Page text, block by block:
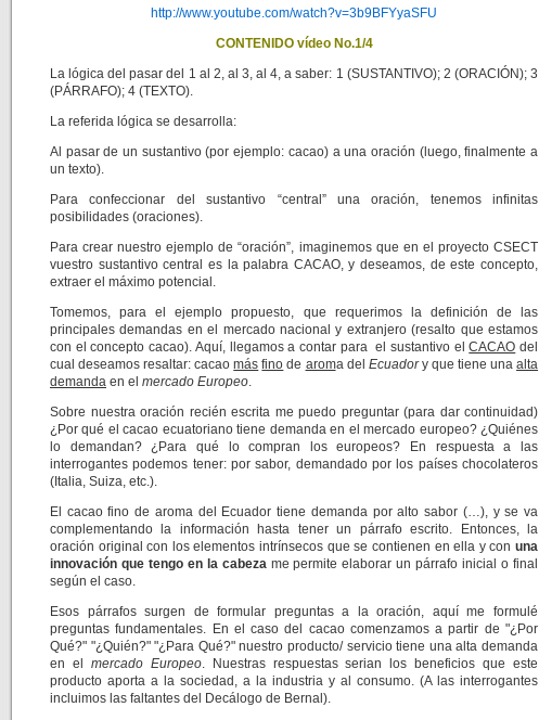
http://www.youtube.com/watch?v=3b9BFYyaSFU
CONTENIDO vídeo No.1/4
La lógica del pasar del 1 al 2, al 3, al 4, a saber: 1 (SUSTANTIVO); 2 (ORACIÓN); 3
(PÁRRAFO); 4 (TEXTO).
La referida lógica se desarrolla:
Al pasar de un sustantivo (por ejemplo: cacao) a una oración (luego, finalmente a
un texto).
Para confeccionar del sustantivo “central” una oración, tenemos infinitas
posibilidades (oraciones).
Para crear nuestro ejemplo de “oración”, imaginemos que en el proyecto CSECT
vuestro sustantivo central es la palabra CACAO, y deseamos, de este concepto,
extraer el máximo potencial.
Tomemos, para el ejemplo propuesto, que requerimos la definición de las
principales demandas en el mercado nacional y extranjero (resalto que estamos
con el concepto cacao). Aquí, llegamos a contar para el sustantivo elCACAO del
cual deseamos resaltar: cacaomás fino de aroma del Ecuadory que tiene unaalta
demanda en el mercado Europeo.
Sobre nuestra oración recién escrita me puedo preguntar (para dar continuidad)
¿Por qué el cacao ecuatoriano tiene demanda en el mercado europeo? ¿Quiénes
lo demandan? ¿Para qué lo compran los europeos? En respuesta a las
interrogantes podemos tener: por sabor, demandado por los países chocolateros
(Italia, Suiza, etc.).
El cacao fino de aroma del Ecuador tiene demanda por alto sabor (…), y se va
complementando la información hasta tener un párrafo escrito. Entonces, la
oración original con los elementos intrínsecos que se contienen en ella y con una
innovación que tengo en la cabezame permite elaborar un párrafo inicial o final
según el caso.
Esos párrafos surgen de formular preguntas a la oración, aquí me formulé
preguntas fundamentales. En el caso del cacao comenzamos a partir de "¿Por
Qué?" "¿Quién?" "¿Para Qué?" nuestro producto/ servicio tiene una alta demanda
en el mercado Europeo. Nuestras respuestas serian los beneficios que este
producto aporta a la sociedad, a la industria y al consumo. (A las interrogantes
incluimos las faltantes del Decálogo de Bernal).